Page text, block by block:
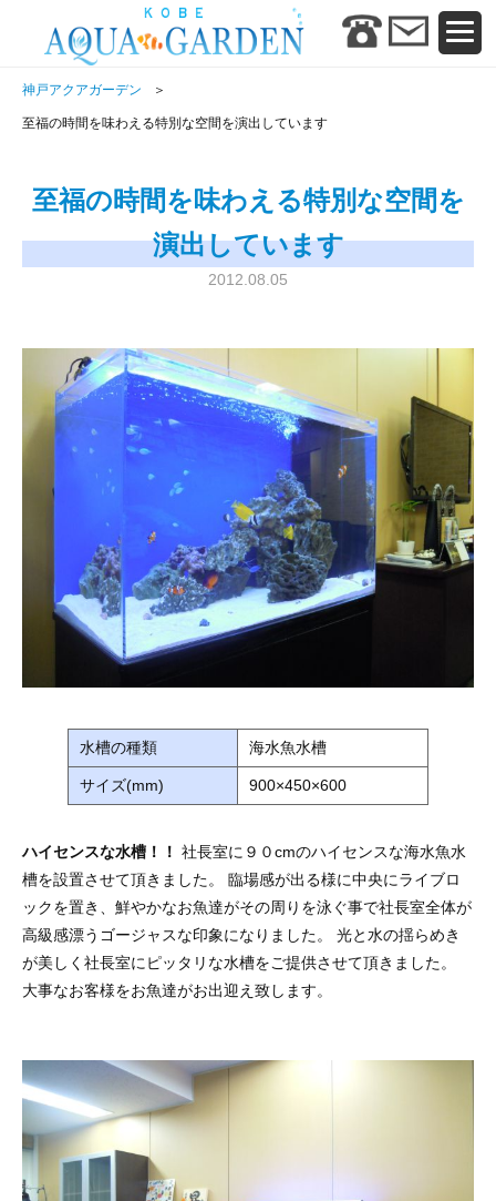
神戸アクアガーデン
至福の時間を味わえる特別な空間を演出しています
至福の時間を味わえる特別な空間を
演出しています
2012.08.05
水槽の種類 海水魚水槽
サイズ(mm) 900×450×600
ハイセンスな水槽！！ 社長室に９０cmのハイセンスな海水魚水
槽を設置させて頂きました。 臨場感が出る様に中央にライブロ
ックを置き、鮮やかなお魚達がその周りを泳ぐ事で社長室全体が
高級感漂うゴージャスな印象になりました。 光と水の揺らめき
が美しく社長室にピッタリな水槽をご提供させて頂きました。
大事なお客様をお魚達がお出迎え致します。